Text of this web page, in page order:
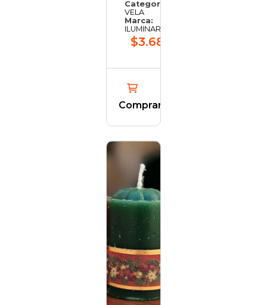
Categoría:
VELA
Marca:
ILUMINARTE
$3.682,56
Comprar